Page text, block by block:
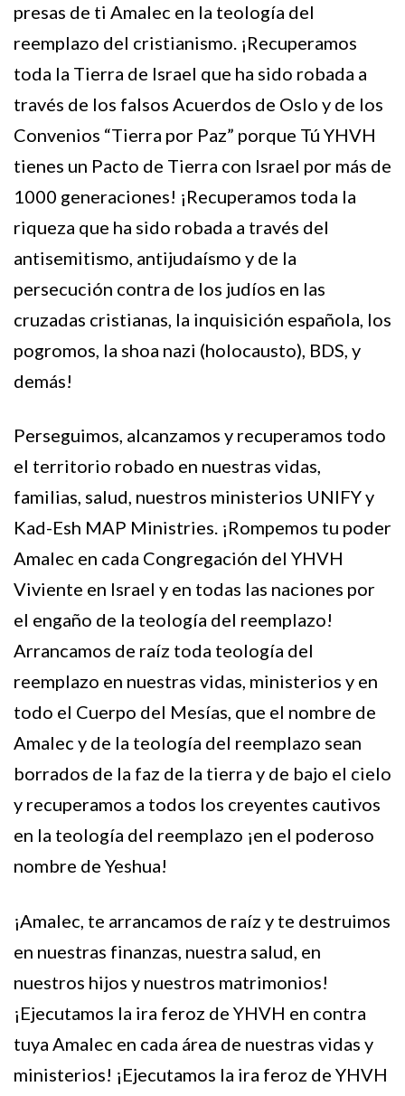
presas de ti Amalec en la teología del
reemplazo del cristianismo. ¡Recuperamos
toda la Tierra de Israel que ha sido robada a
través de los falsos Acuerdos de Oslo y de los
Convenios “Tierra por Paz” porque Tú YHVH
tienes un Pacto de Tierra con Israel por más de
1000 generaciones! ¡Recuperamos toda la
riqueza que ha sido robada a través del
antisemitismo, antijudaísmo y de la
persecución contra de los judíos en las
cruzadas cristianas, la inquisición española, los
pogromos, la shoa nazi (holocausto), BDS, y
demás!
Perseguimos, alcanzamos y recuperamos todo
el territorio robado en nuestras vidas,
familias, salud, nuestros ministerios UNIFY y
Kad-Esh MAP Ministries. ¡Rompemos tu poder
Amalec en cada Congregación del YHVH
Viviente en Israel y en todas las naciones por
el engaño de la teología del reemplazo!
Arrancamos de raíz toda teología del
reemplazo en nuestras vidas, ministerios y en
todo el Cuerpo del Mesías, que el nombre de
Amalec y de la teología del reemplazo sean
borrados de la faz de la tierra y de bajo el cielo
y recuperamos a todos los creyentes cautivos
en la teología del reemplazo ¡en el poderoso
nombre de Yeshua!
¡Amalec, te arrancamos de raíz y te destruimos
en nuestras finanzas, nuestra salud, en
nuestros hijos y nuestros matrimonios!
¡Ejecutamos la ira feroz de YHVH en contra
tuya Amalec en cada área de nuestras vidas y
ministerios! ¡Ejecutamos la ira feroz de YHVH